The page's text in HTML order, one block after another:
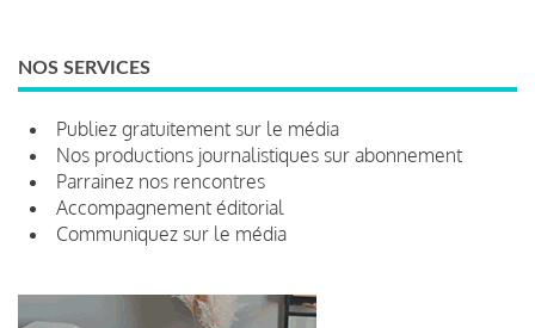
NOS SERVICES
Publiez gratuitement sur le média
Nos productions journalistiques sur abonnement
Parrainez nos rencontres
Accompagnement éditorial
Communiquez sur le média